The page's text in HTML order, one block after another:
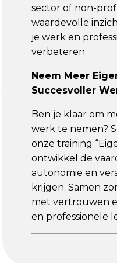
sector of non-
waardevolle
je werk en
verbeteren.
Neem Meer
Succesvoller
Ben je klaar om
werk te nemen?
onze training
ontwikkel de
autonomie en
krijgen. Samen
met vertrouwen
en professionele